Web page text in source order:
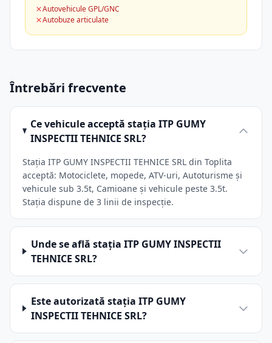
Autovehicule GPL/GNC
Autobuze articulate
Întrebări frecvente
Ce vehicule acceptă stația ITP GUMY
INSPECTII TEHNICE SRL?
Stația ITP GUMY INSPECTII TEHNICE SRL din Toplita
acceptă: Motociclete, mopede, ATV-uri, Autoturisme și
vehicule sub 3.5t, Camioane și vehicule peste 3.5t.
Stația dispune de 3 linii de inspecție.
Unde se află stația ITP GUMY INSPECTII
TEHNICE SRL?
Este autorizată stația ITP GUMY
INSPECTII TEHNICE SRL?